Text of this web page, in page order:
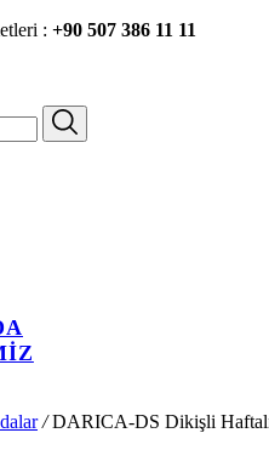
: +90 507 386 11 11
/DARICA-DS Dikişli